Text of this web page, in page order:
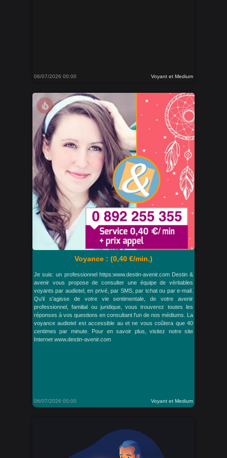
06/07/2026 00:00 Voyant et Medium
local_fire_department
Voyance : (0,40 €/min.)
Je suis: un professionnel https:www.destin-avenir.com Destin &
avenir vous propose de consulter une équipe de véritables
voyants par audiotel, en privé, par SMS, par tchat ou par e-mail.
Qu'il s'agisse de votre vie sentimentale, de votre avenir
professionnel, familial ou juridique, vous trouverez toutes les
réponses à vos questions en consultant l'un de nos médiums. La
voyance audiotel est accessible au et ne vous coûtera que 40
centimes par minute. Pour en savoir plus, visitez notre site
Internet www.destin-avenir.com
06/07/2026 00:00 Voyant et Medium